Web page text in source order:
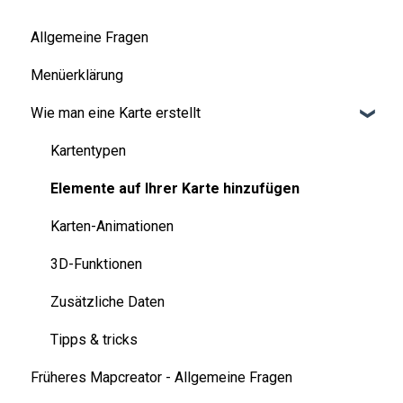
Allgemeine Fragen
Menüerklärung
Wie man eine Karte erstellt
Kartentypen
Elemente auf Ihrer Karte hinzufügen
Karten-Animationen
3D-Funktionen
Zusätzliche Daten
Tipps & tricks
Früheres Mapcreator - Allgemeine Fragen